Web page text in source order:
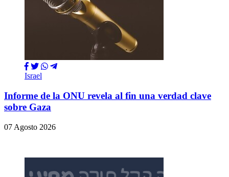
Israel
Informe de la ONU revela al fin una verdad clave
sobre Gaza
07 Agosto 2026